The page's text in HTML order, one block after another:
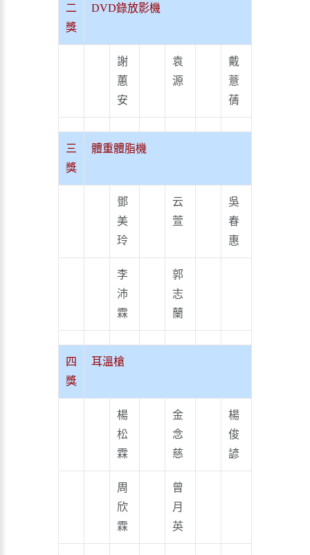
二
獎
DVD錄放影機
謝
蕙
安
袁
源
戴
薏
蒨
三
獎
體重體脂機
鄧
美
玲
云
萱
吳
春
惠
李
沛
霖
郭
志
蘭
四
獎
耳溫槍
楊
松
霖
金
念
慈
楊
俊
諺
周
欣
霖
曾
月
英